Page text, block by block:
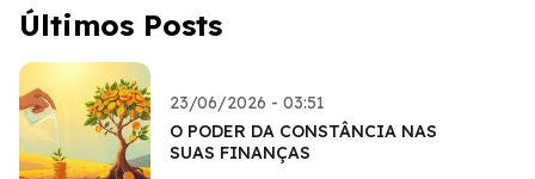
Últimos Posts
23/06/2026 - 03:51
O PODER DA CONSTÂNCIA NAS
SUAS FINANÇAS